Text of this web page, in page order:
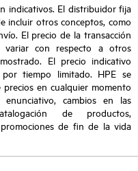
indicativos. El distribuidor fija
incluir otros conceptos, como
El precio de la transacción
variar con respecto a otros
El precio indicativo
tiempo limitado. HPE se
en cualquier momento
cambios en las
de productos,
de fin de la vida